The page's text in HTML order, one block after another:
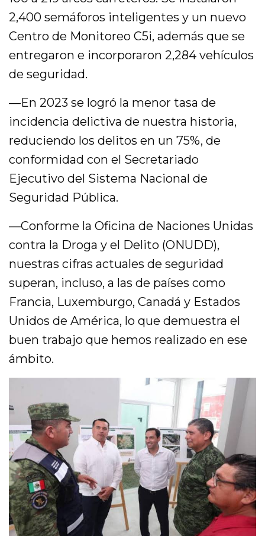
2,400 semáforos inteligentes y un nuevo
Centro de Monitoreo C5i, además que se
entregaron e incorporaron 2,284 vehículos
de seguridad.
—En 2023 se logró la menor tasa de
incidencia delictiva de nuestra historia,
reduciendo los delitos en un 75%, de
conformidad con el Secretariado
Ejecutivo del Sistema Nacional de
Seguridad Pública.
—Conforme la Oficina de Naciones Unidas
contra la Droga y el Delito (ONUDD),
nuestras cifras actuales de seguridad
superan, incluso, a las de países como
Francia, Luxemburgo, Canadá y Estados
Unidos de América, lo que demuestra el
buen trabajo que hemos realizado en ese
ámbito.